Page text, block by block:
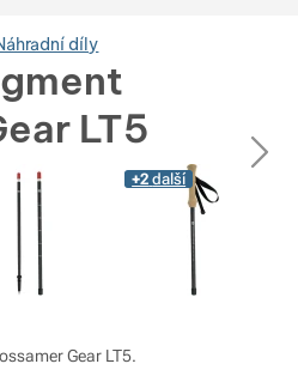
díly
LT5
+2 další
Gear LT5.